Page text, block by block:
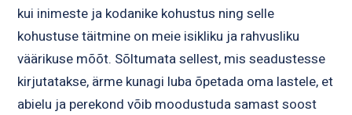
kui inimeste ja kodanike kohustus ning selle
kohustuse täitmine on meie isikliku ja rahvusliku
väärikuse mõõt. Sõltumata sellest, mis seadustesse
kirjutatakse, ärme kunagi luba õpetada oma lastele, et
abielu ja perekond võib moodustuda samast soost